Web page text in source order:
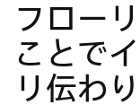
フロー
ことで
リ伝わ